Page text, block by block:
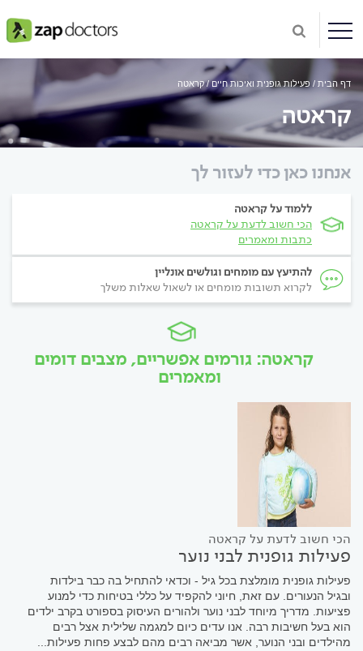
דף הבית פעילות גופנית ואיכות חיים קראטה
קראטה
אנחנו כאן כדי לעזור לך
ללמוד על קראטה
הכי חשוב לדעת על קראטה
כתבות ומאמרים
להתיעץ עם מומחים וגולשים אונליין
לקרוא תשובות מומחים או לשאול שאלות משלך
קראטה: גורמים אפשריים, מצבים דומים
ומאמרים
הכי חשוב לדעת על קראטה
פעילות גופנית לבני נוער
פעילות גופנית מומלצת בכל גיל - וכדאי להתחיל בה כבר בילדות
ובגיל הנעורים. עם זאת, חיוני להקפיד על כללי בטיחות כדי למנוע
פציעות. מדריך מיוחד לבני נוער ולהורים העיסוק בספורט בקרב ילדים
הוא בעל חשיבות רבה. אנו עדים כיום למגמה שלילית אצל רבים
מהילדים ובני הנוער, אשר מביאה רבים מהם לבצע פחות פעילות...